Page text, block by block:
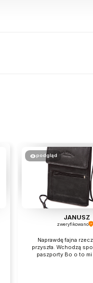
podgląd
JANUSZ
zweryfikowano
Naprawdę fajna
przyszła. Wchodzą
paszporty Bo o to mi